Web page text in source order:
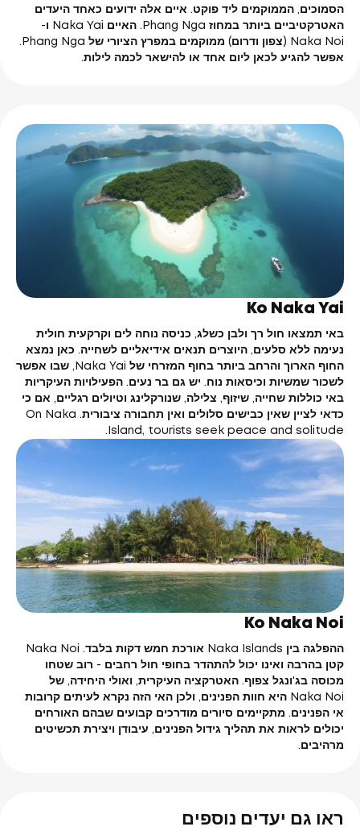
הסמוכים, הממוקמים ליד פוקט. איים אלה ידועים כאחד היעדים
האטרקטיביים ביותר במחוז Phang Nga. האיים Naka Yai ו-
Naka Noi (צפון ודרום) ממוקמים במפרץ הציורי של Phang Nga.
אפשר להגיע לכאן ליום אחד או להישאר לכמה לילות.
Ko Naka Yai
באי תמצאו חול רך ולבן כשלג, כניסה נוחה לים וקרקעית חולית
נעימה ללא סלעים, היוצרים תנאים אידיאליים לשחייה. כאן נמצא
החוף הארוך והרחב ביותר בחוף המזרחי של Naka Yai, שבו אפשר
לשכור שמשיות וכיסאות נוח. יש גם בר נעים. הפעילויות העיקריות
באי כוללות שחייה, שיזוף, צלילה, שנורקלינג וטיולים רגליים, אם כי
כדאי לציין שאין כבישים סלולים ואין תחבורה ציבורית. On Naka
Island, tourists seek peace and solitude.
Ko Naka Noi
ההפלגה בין Naka Islands אורכת חמש דקות בלבד. Naka Noi
קטן בהרבה ואינו יכול להתהדר בחופי חול רחבים - רוב שטחו
מכוסה בג'ונגל צפוף. האטרקציה העיקרית, ואולי היחידה, של
Naka Noi היא חוות הפנינים, ולכן האי הזה נקרא לעיתים קרובות
אי הפנינים. מתקיימים סיורים מודרכים קבועים שבהם האורחים
יכולים לראות את תהליך גידול הפנינים, עיבודן ויצירת תכשיטים
מרהיבים.
ראו גם יעדים נוספים